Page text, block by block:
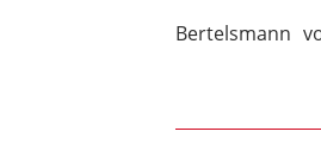
Bertelsmann